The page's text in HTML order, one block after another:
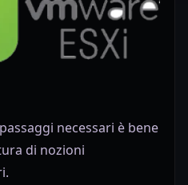
necessari è bene
di nozioni